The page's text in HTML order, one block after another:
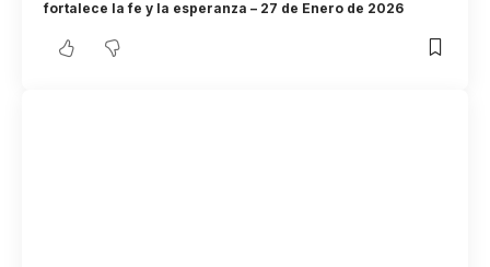
fortalece la fe y la esperanza – 27 de Enero de 2026